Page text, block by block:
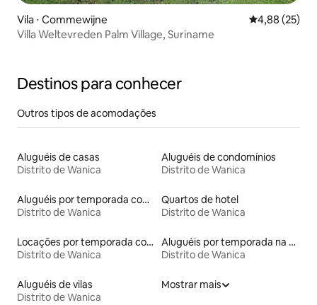
Vila ⋅ Commewijne 4,88 de uma
4,88 (25)
Villa Weltevreden Palm Village, Suriname
Destinos para conhecer
Outros tipos de acomodações
Aluguéis de casas
Distrito de Wanica
Aluguéis de condomínios
Distrito de Wanica
Aluguéis por temporada com banheira de hidromassagem
Distrito de Wanica
Quartos de hotel
Distrito de Wanica
Locações por temporada com piscina
Distrito de Wanica
Aluguéis por temporada na orla
Distrito de Wanica
Aluguéis de vilas
Distrito de Wanica
Mostrar mais